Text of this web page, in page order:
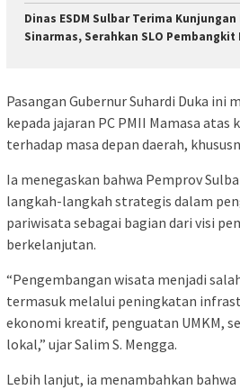
Dinas ESDM Sulbar Terima
Sinarmas, Serahkan SLO
Pasangan Gubernur Suhardi Duka ini
kepada jajaran PC PMII Mamasa atas
terhadap masa depan daerah,
Ia menegaskan bahwa Pemprov
langkah-langkah strategis dalam
pariwisata sebagai bagian dari visi
berkelanjutan.
“Pengembangan wisata menjadi
termasuk melalui peningkatan
ekonomi kreatif, penguatan UMKM,
lokal,” ujar Salim S. Mengga.
Lebih lanjut, ia menambahkan